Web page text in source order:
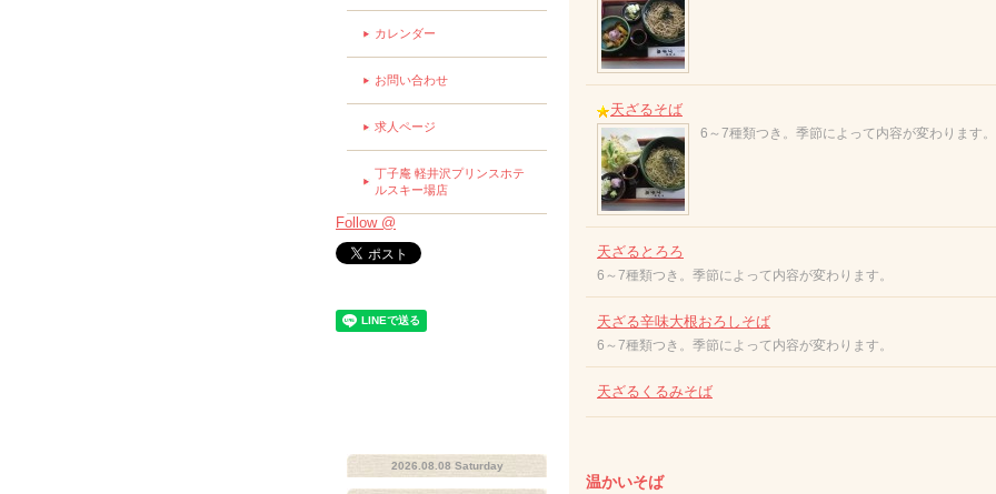
天ざるそば
6～7種類つき。季節によって内容が変わります。
天ざるとろろ
6～7種類つき。季節によって内容が変わります。
天ざる辛味大根おろしそば
6～7種類つき。季節によって内容が変わります。
天ざるくるみそば
温かいそば
カレンダー
お問い合わせ
求人ページ
丁子庵 軽井沢プリンスホテ
ルスキー場店
Follow @
2026.08.08 Saturday